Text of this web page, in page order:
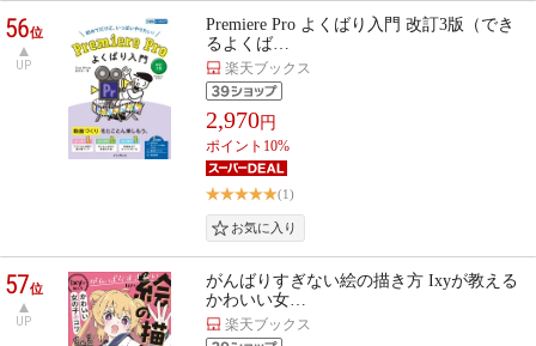
56位
UP
Premiere Pro よくばり入門 改訂3版（でき
るよくば…
楽天ブックス
2,970円
ポイント10%
(1)
57位
UP
がんばりすぎない絵の描き方 Ixyが教える
かわいい女…
楽天ブックス